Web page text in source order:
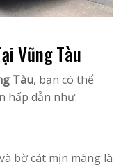
Vũng Tàu
Tàu, bạn có thể
hấp dẫn như:
bờ cát mịn màng là